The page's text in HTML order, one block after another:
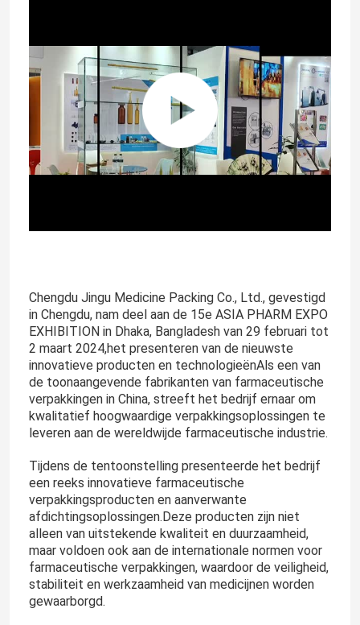
Chengdu Jingu Medicine Packing Co., Ltd., gevestigd
in Chengdu, nam deel aan de 15e ASIA PHARM EXPO
EXHIBITION in Dhaka, Bangladesh van 29 februari tot
2 maart 2024,het presenteren van de nieuwste
innovatieve producten en technologieënAls een van
de toonaangevende fabrikanten van farmaceutische
verpakkingen in China, streeft het bedrijf ernaar om
kwalitatief hoogwaardige verpakkingsoplossingen te
leveren aan de wereldwijde farmaceutische industrie.
Tijdens de tentoonstelling presenteerde het bedrijf
een reeks innovatieve farmaceutische
verpakkingsproducten en aanverwante
afdichtingsoplossingen.Deze producten zijn niet
alleen van uitstekende kwaliteit en duurzaamheid,
maar voldoen ook aan de internationale normen voor
farmaceutische verpakkingen, waardoor de veiligheid,
stabiliteit en werkzaamheid van medicijnen worden
gewaarborgd.